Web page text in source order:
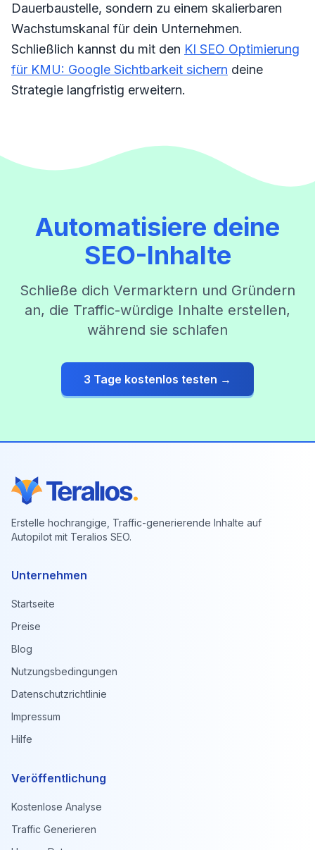
Dauerbaustelle, sondern zu einem skalierbaren
Wachstumskanal für dein Unternehmen.
Schließlich kannst du mit den KI SEO Optimierung
für KMU: Google Sichtbarkeit sichern deine
Strategie langfristig erweitern.
Automatisiere deine
SEO-Inhalte
Schließe dich Vermarktern und Gründern
an, die Traffic-würdige Inhalte erstellen,
während sie schlafen
3 Tage kostenlos testen →
Erstelle hochrangige, Traffic-generierende Inhalte auf
Autopilot mit Teralios SEO.
Unternehmen
Startseite
Preise
Blog
Nutzungsbedingungen
Datenschutzrichtlinie
Impressum
Hilfe
Veröffentlichung
Kostenlose Analyse
Traffic Generieren